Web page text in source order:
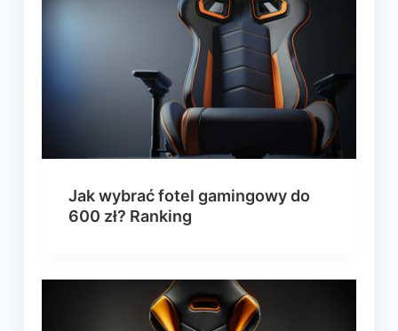
Jak wybrać fotel gamingowy do
600 zł? Ranking